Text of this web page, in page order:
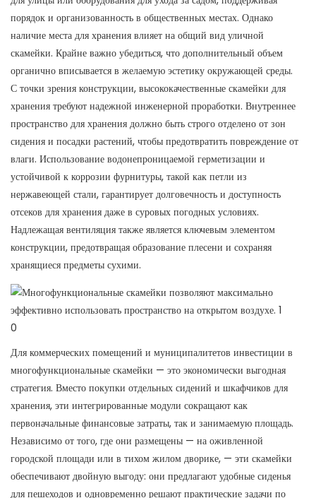
порядок и организованность в общественных местах. Однако
наличие места для хранения влияет на общий вид уличной
скамейки. Крайне важно убедиться, что дополнительный объем
органично вписывается в желаемую эстетику окружающей среды.
С точки зрения конструкции, высококачественные скамейки для
хранения требуют надежной инженерной проработки. Внутреннее
пространство для хранения должно быть строго отделено от зон
сидения и посадки растений, чтобы предотвратить повреждение от
влаги. Использование водонепроницаемой герметизации и
устойчивой к коррозии фурнитуры, такой как петли из
нержавеющей стали, гарантирует долговечность и доступность
отсеков для хранения даже в суровых погодных условиях.
Надлежащая вентиляция также является ключевым элементом
конструкции, предотвращая образование плесени и сохраняя
хранящиеся предметы сухими.
0
Для коммерческих помещений и муниципалитетов инвестиции в
многофункциональные скамейки — это экономически выгодная
стратегия. Вместо покупки отдельных сидений и шкафчиков для
хранения, эти интегрированные модули сокращают как
первоначальные финансовые затраты, так и занимаемую площадь.
Независимо от того, где они размещены — на оживленной
городской площади или в тихом жилом дворике, — эти скамейки
обеспечивают двойную выгоду: они предлагают удобные сиденья
для пешеходов и одновременно решают практические задачи по